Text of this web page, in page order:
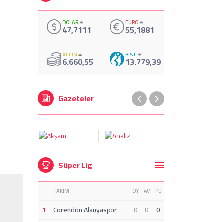
DOLAR
47,7111 EURO
55,1881
ALTIN
6.660,55 BIST
13.779,39
Gazeteler
Süper Lig
TAKIM OY AV PU
1 Corendon Alanyaspor 0 0
0